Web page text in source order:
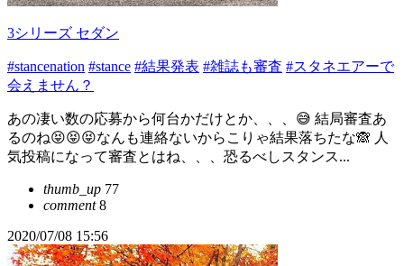
3シリーズ セダン
#stancenation #stance #結果発表 #雑誌も審査 #スタネエアーで
会えません？
あの凄い数の応募から何台かだけとか、、、😅 結局審査あ
るのね😝😝😝なんも連絡ないからこりゃ結果落ちたな🙈 人
気投稿になって審査とはね、、、恐るべしスタンス...
thumb_up 77
comment8
2020/07/08 15:56